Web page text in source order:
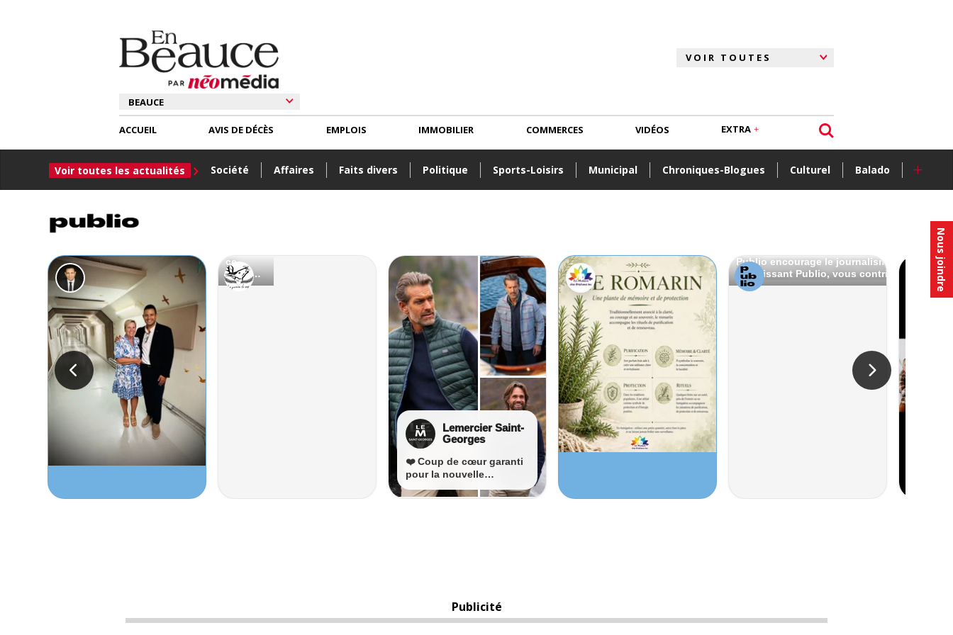
Nous joindre
ACCUEIL
Voir toutes les actualités Société Affaires Faits divers Politique Sports-Loisirs Municipal Chroniques-Blogues Culturel Balado +
AVIS DE DÉCÈS EMPLOIS IMMOBILIER COMMERCES VIDÉOS EXTRA
Publicité